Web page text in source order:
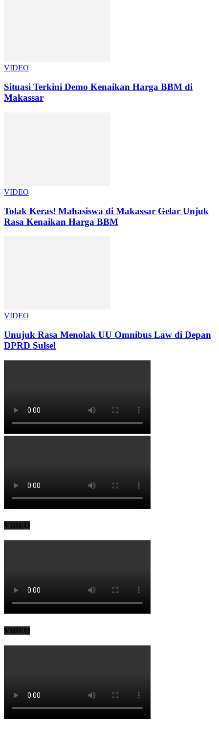
VIDEO
Situasi Terkini Demo Kenaikan Harga BBM di
Makassar
VIDEO
Tolak Keras! Mahasiswa di Makassar Gelar Unjuk
Rasa Kenaikan Harga BBM
VIDEO
Unujuk Rasa Menolak UU Omnibus Law di Depan
DPRD Sulsel
VIDEO
VIDEO